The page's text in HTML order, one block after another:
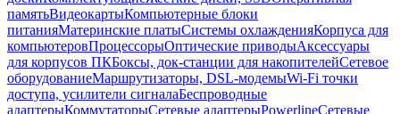
памятьВидеокартыКомпьютерные блоки
питанияМатеринские платыСистемы охлажденияКорпуса для
компьютеровПроцессорыОптические приводыАксессуары
для корпусов ПКБоксы, док-станции для накопителейСетевое
оборудованиеМаршрутизаторы, DSL-модемыWi-Fi точки
доступа, усилители сигналаБеспроводные
адаптерыКоммутаторыСетевые адаптерыPowerlineСетевые